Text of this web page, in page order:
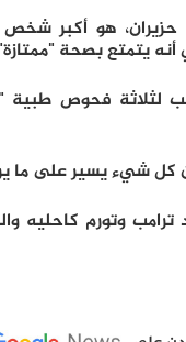
يُذكر أن ترامب الذي سيبلغ الثمانين
يتمتع بصحة
فحوص طبية
شيء يسير على ما
وتورم كاحليه